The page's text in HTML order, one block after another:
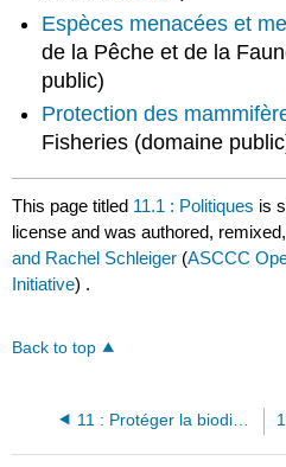
Espèces menacées et
de la Pêche et de la
public)
Protection des
Fisheries (domaine
This page titled 11.1 : Politiques is
license and was authored,
and Rachel Schleiger (ASCCC
Initiative) .
Back to top
11 : Protéger la biodiversité